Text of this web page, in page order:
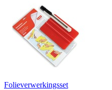
Folieverwerkingsset